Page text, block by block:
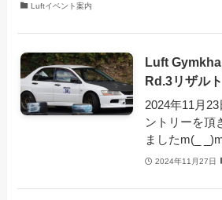
Luftイベント案内
Luft
Rd.3リザルト
2024年11月
ントリーを頂
ましたm(_
2024年11月27日